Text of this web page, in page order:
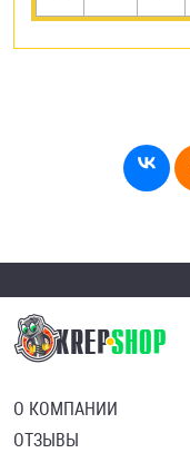
О КОМПАНИИ
ОТЗЫВЫ